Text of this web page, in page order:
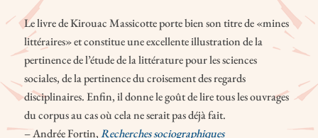
Le livre de Kirouac Massicotte porte bien son titre de «mines
littéraires» et constitue une excellente illustration de la
pertinence de l’étude de la littérature pour les sciences
sociales, de la pertinence du croisement des regards
disciplinaires. Enfin, il donne le goût de lire tous les ouvrages
du corpus au cas où cela ne serait pas déjà fait.
– Andrée Fortin,Recherches sociographiques